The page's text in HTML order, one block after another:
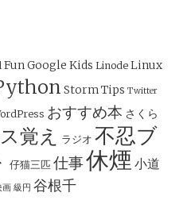
FunGoogle Kids Linode Linux
StormTips Twitter
おすすめ本 さくら
覚え ラジオ 不忍ブ
仔猫三匹 仕事休煙 小道
画 級円 谷根千